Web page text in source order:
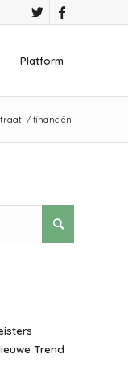
Platform
/ financiën
Trend